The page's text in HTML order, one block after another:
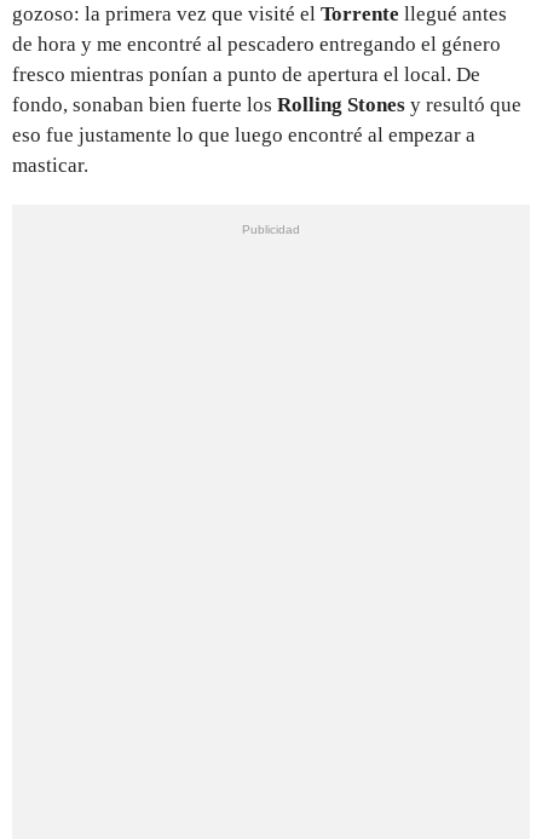
gozoso: la primera vez que visité el Torrente llegué antes
de hora y me encontré al pescadero entregando el género
fresco mientras ponían a punto de apertura el local. De
fondo, sonaban bien fuerte los Rolling Stones y resultó que
eso fue justamente lo que luego encontré al empezar a
masticar.